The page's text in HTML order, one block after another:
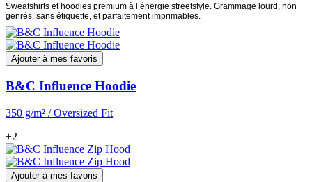
Sweatshirts et hoodies premium à l’énergie streetstyle. Grammage lourd, non
genrés, sans étiquette, et parfaitement imprimables.
Ajouter à mes favoris
B&C Influence Hoodie
350 g/m² / Oversized Fit
+2
Ajouter à mes favoris